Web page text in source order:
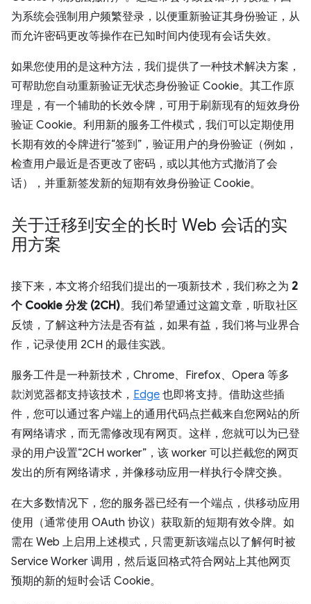
为系统会强制用户频繁登录，以便重新验证其身份验证，从
而允许密码更改等操作在已知时间内使现有会话失效。
如果您使用的是这种方法，我们提供了一种技术解决方案，
可帮助您自动重新验证无状态身份验证 Cookie。其工作原
理是，有一个辅助的长效令牌，可用于刷新现有的短效身份
验证 Cookie。利用新的服务工件模式，我们可以定期使用
长期有效的令牌进行“签到”，验证用户的身份验证（例如，
检查用户最近是否更改了密码，或以其他方式撤消了会
话），并重新签发新的短期有效身份验证 Cookie。
关于迁移到安全的长时 Web 会话的实
用方案
接下来，本文将介绍我们提出的一项新技术，我们称之为 2
个 Cookie 分发 (2CH)。我们希望通过这篇文章，听取社区
反馈，了解这种方法是否有益，如果有益，我们将与业界合
作，记录使用 2CH 的最佳实践。
服务工件是一种新技术，Chrome、Firefox、Opera 等多
款浏览器都支持该技术， Edge 也即将支持。借助这些插
件，您可以通过客户端上的通用代码点拦截来自您网站的所
有网络请求，而无需修改现有网页。这样，您就可以为已登
录的用户设置“2CH worker”，该 worker 可以拦截您的网页
发出的所有网络请求，并像移动应用一样执行令牌交换。
在大多数情况下，您的服务器已经有一个端点，供移动应用
使用（通常使用 OAuth 协议）获取新的短期有效令牌。如
需在 Web 上启用上述模式，只需更新该端点以了解何时被
Service Worker 调用，然后返回格式符合网站上其他网页
预期的新的短时会话 Cookie。